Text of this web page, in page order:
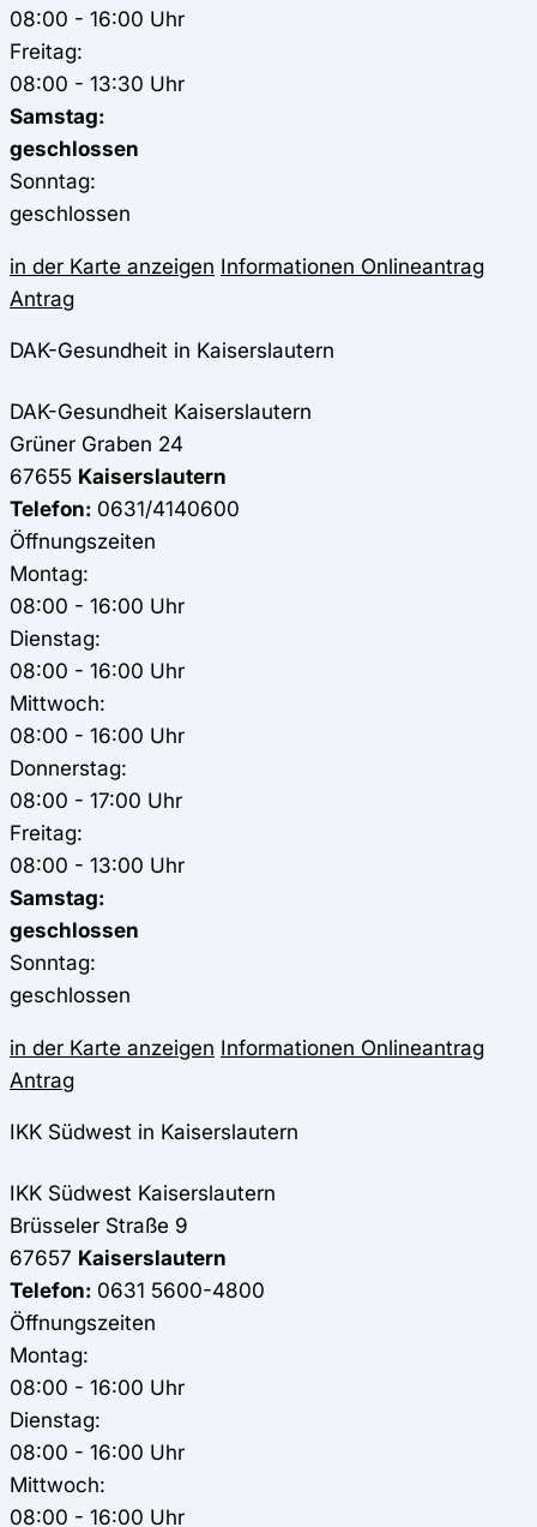
08:00 - 16:00 Uhr
Freitag:
08:00 - 13:30 Uhr
Samstag:
geschlossen
Sonntag:
geschlossen
in der Karte anzeigen Informationen Onlineantrag
Antrag
DAK-Gesundheit in Kaiserslautern
DAK-Gesundheit Kaiserslautern
Grüner Graben 24
67655 Kaiserslautern
Telefon: 0631/4140600
Öffnungszeiten
Montag:
08:00 - 16:00 Uhr
Dienstag:
08:00 - 16:00 Uhr
Mittwoch:
08:00 - 16:00 Uhr
Donnerstag:
08:00 - 17:00 Uhr
Freitag:
08:00 - 13:00 Uhr
Samstag:
geschlossen
Sonntag:
geschlossen
in der Karte anzeigen Informationen Onlineantrag
Antrag
IKK Südwest in Kaiserslautern
IKK Südwest Kaiserslautern
Brüsseler Straße 9
67657 Kaiserslautern
Telefon: 0631 5600-4800
Öffnungszeiten
Montag:
08:00 - 16:00 Uhr
Dienstag:
08:00 - 16:00 Uhr
Mittwoch:
08:00 - 16:00 Uhr